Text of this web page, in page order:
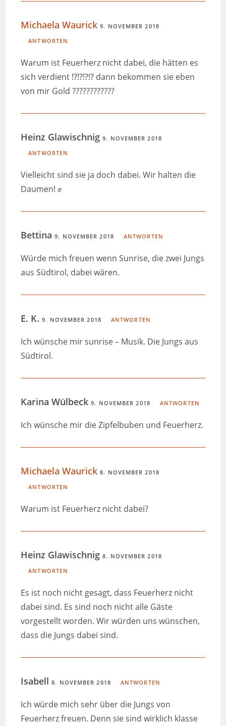
Michaela Waurick 9. NOVEMBER 2018
ANTWORTEN
Warum ist Feuerherz nicht dabei, die hätten es
sich verdient ⁉️⁉️⁉️⁉️ dann bekommen sie eben
von mir Gold ????????????
Heinz Glawischnig9. NOVEMBER 2018
ANTWORTEN
Vielleicht sind sie ja doch dabei. Wir halten die
Daumen! ✊
Bettina9. NOVEMBER 2018 ANTWORTEN
Würde mich freuen wenn Sunrise, die zwei Jungs
aus Südtirol, dabei wären.
E. K.9. NOVEMBER 2018 ANTWORTEN
Ich wünsche mir sunrise – Musik. Die Jungs aus
Südtirol.
Karina Wülbeck9. NOVEMBER 2018 ANTWORTEN
Ich wünsche mir die Zipfelbuben und Feuerherz.
Michaela Waurick 8. NOVEMBER 2018
ANTWORTEN
Warum ist Feuerherz nicht dabei?
Heinz Glawischnig8. NOVEMBER 2018
ANTWORTEN
Es ist noch nicht gesagt, dass Feuerherz nicht
dabei sind. Es sind noch nicht alle Gäste
vorgestellt worden. Wir würden uns wünschen,
dass die Jungs dabei sind.
Isabell8. NOVEMBER 2018 ANTWORTEN
Ich würde mich sehr über die Jungs von
Feuerherz freuen. Denn sie sind wirklich klasse